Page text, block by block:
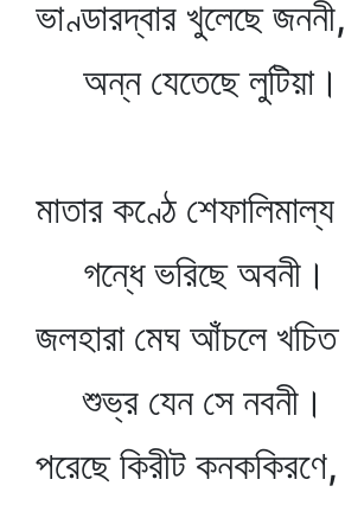
ভাণ্ডারদ্বার খুলেছে জননী,
অন্ন যেতেছে লুটিয়া।
মাতার কণ্ঠে শেফালিমাল্য
গন্ধে ভরিছে অবনী।
জলহারা মেঘ আঁচলে খচিত
শুভ্র যেন সে নবনী।
পরেছে কিরীট কনককিরণে,